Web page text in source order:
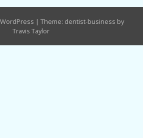
| Theme: dentist-business by
Travis Taylor